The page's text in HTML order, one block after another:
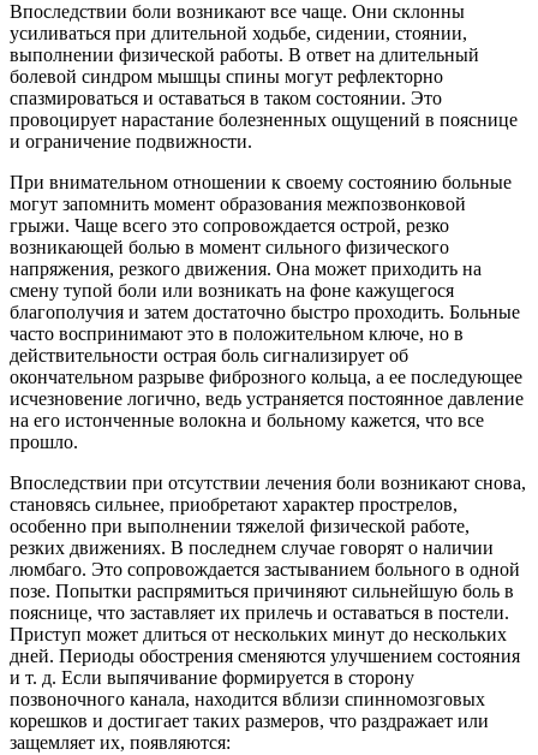
Впоследствии боли возникают все чаще. Они склонны
усиливаться при длительной ходьбе, сидении, стоянии,
выполнении физической работы. В ответ на длительный
болевой синдром мышцы спины могут рефлекторно
спазмироваться и оставаться в таком состоянии. Это
провоцирует нарастание болезненных ощущений в пояснице
и ограничение подвижности.
При внимательном отношении к своему состоянию больные
могут запомнить момент образования межпозвонковой
грыжи. Чаще всего это сопровождается острой, резко
возникающей болью в момент сильного физического
напряжения, резкого движения. Она может приходить на
смену тупой боли или возникать на фоне кажущегося
благополучия и затем достаточно быстро проходить. Больные
часто воспринимают это в положительном ключе, но в
действительности острая боль сигнализирует об
окончательном разрыве фиброзного кольца, а ее последующее
исчезновение логично, ведь устраняется постоянное давление
на его истонченные волокна и больному кажется, что все
прошло.
Впоследствии при отсутствии лечения боли возникают снова,
становясь сильнее, приобретают характер прострелов,
особенно при выполнении тяжелой физической работе,
резких движениях. В последнем случае говорят о наличии
люмбаго. Это сопровождается застыванием больного в одной
позе. Попытки распрямиться причиняют сильнейшую боль в
пояснице, что заставляет их прилечь и оставаться в постели.
Приступ может длиться от нескольких минут до нескольких
дней. Периоды обострения сменяются улучшением состояния
и т. д. Если выпячивание формируется в сторону
позвоночного канала, находится вблизи спинномозговых
корешков и достигает таких размеров, что раздражает или
защемляет их, появляются: